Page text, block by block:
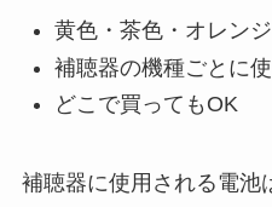
黄色・茶色・オレン
補聴器の機種ごとに
どこで買ってもOK
補聴器に使用される電池